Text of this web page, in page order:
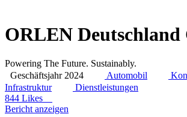
ORLEN
Powering The Future. Sustainably.
Geschäftsjahr 2024
Automobil
Infrastruktur
Dienstleistungen
844 Likes
Bericht anzeigen